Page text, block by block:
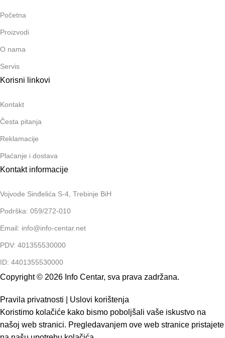
Početna
Proizvodi
O nama
Servis
Korisni linkovi
Kontakt
Česta pitanja
Reklamacije
Plaćanje i dostava
Kontakt informacije
Vojvode Sinđelića S-4, Trebinje BiH
Podrška: 059/272-010
Email: info@info-centar.net
PDV: 401355530000
ID: 4401355530000
Copyright © 2026 Info Centar, sva prava zadržana.
Pravila privatnosti
Uslovi korištenja
Koristimo kolačiće kako bismo poboljšali vaše iskustvo na
našoj web stranici. Pregledavanjem ove web stranice pristajete